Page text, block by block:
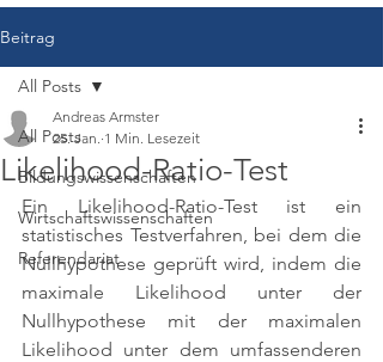
Beitrag
All Posts
Bildungswissenschaften
Wirtschaftswissenschaften
Referendariat
All Posts
Likelihood-Ratio-Test
Andreas Armster
25. Jan. 1 Min. Lesezeit
Ein Likelihood-Ratio-Test ist ein
statistisches Testverfahren, bei dem die
Nullhypothese geprüft wird, indem die
maximale Likelihood unter der
Nullhypothese mit der maximalen
Likelihood unter dem umfassenderen